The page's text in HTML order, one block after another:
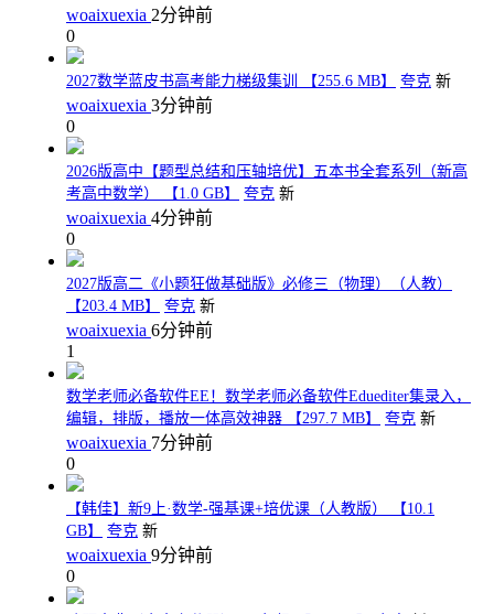
woaixuexia 2分钟前
0
2027数学蓝皮书高考能力梯级集训 【255.6 MB】 夸克 新
woaixuexia 3分钟前
0
2026版高中【题型总结和压轴培优】五本书全套系列（新高
考高中数学） 【1.0 GB】
夸克 新
woaixuexia 4分钟前
0
2027版高二《小题狂做基础版》必修三（物理）（人教）
【203.4 MB】
夸克 新
woaixuexia 6分钟前
1
数学老师必备软件EE！数学老师必备软件Eduediter集录入，
编辑，排版，播放一体高效神器 【297.7 MB】
夸克 新
woaixuexia 7分钟前
0
【韩佳】新9上·数学-强基课+培优课（人教版） 【10.1
GB】
夸克 新
woaixuexia 9分钟前
0